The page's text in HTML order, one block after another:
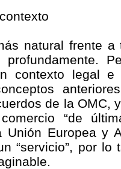
natural frente
contexto legal e
de la OMC,
“de
Unión Europea y
“servicio”, por lo